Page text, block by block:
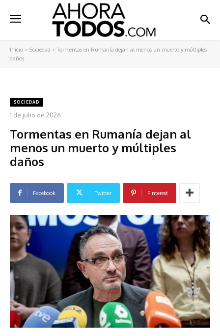
Inicio Sociedad
Tormentas en Rumanía dejan al menos un muerto y múltiples
daños
SOCIEDAD
1 de julio de 2026
Tormentas en Rumanía dejan al
menos un muerto y múltiples
daños
Facebook Twitter Pinterest